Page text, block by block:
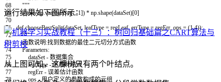
68
69
70
71
72
73
74
75
76
77
78
"""
return np var(dataSet[: -1]) * np shape(dataSet)[0]
def chooseBestSplit(dataSet, leafType = regLeaf, errType = regErr ops = (1,4)):
"""
函数说明:找到数据的最佳二元切分方式函数
Parameters:
dataSet - 数据集合
leafType - 生成叶结点
regErr - 误差估计函数
ops - 用户定义的参数构成的元组
运行结果如下图所示：
从上图可知，这棵树只有两个叶结点。